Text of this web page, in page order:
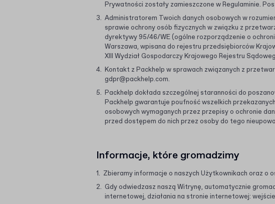
Prywatności zostały zamieszczone w Regulaminie.
Administratorem Twoich danych osobowych w
sprawie ochrony osób fizycznych w związku z
dyrektywy 95/46/WE (ogólne rozporządzenie o
Warszawa, wpisana do rejestru przedsiębiorców
XIII Wydział Gospodarczy Krajowego Rejestru
Kontakt z Packhelp w sprawach związanych z
gdpr@packhelp.com.
Packhelp dokłada szczególnej staranności do
Packhelp gwarantuje poufność wszelkich
osobowych wymaganych przez przepisy o ochronie
przed dostępem do nich przez osoby do tego
Informacje, które gromadzimy
Zbieramy informacje o naszych Użytkownikach oraz o
Gdy odwiedzasz naszą Witrynę, automatycznie
internetowej, działania na stronie internetowej: